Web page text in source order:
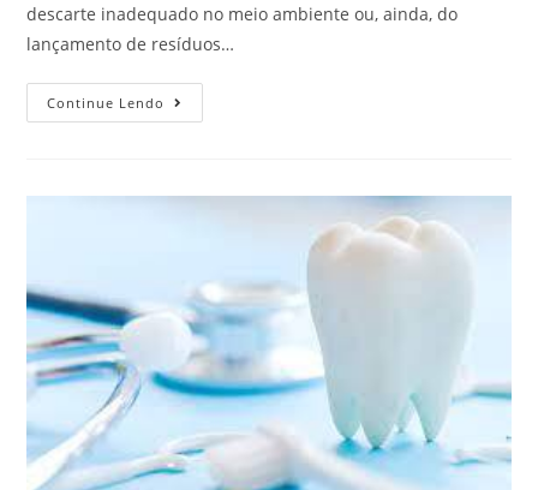
descarte inadequado no meio ambiente ou, ainda, do
lançamento de resíduos…
Continue Lendo